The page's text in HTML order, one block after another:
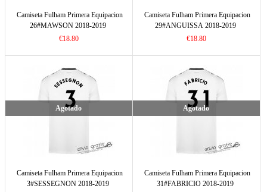
Camiseta Fulham Primera Equipacion
26#MAWSON 2018-2019
€18.80
Camiseta Fulham Primera Equipacion
29#ANGUISSA 2018-2019
€18.80
Agotado
Camiseta Fulham Primera Equipacion
3#SESSEGNON 2018-2019
Agotado
Camiseta Fulham Primera Equipacion
31#FABRICIO 2018-2019